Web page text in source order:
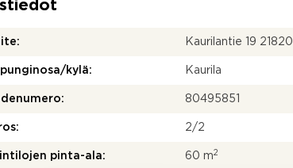
Kaurilantie 19
kylä: Kaurila
80495851
2/2
pinta-ala: 60 m2